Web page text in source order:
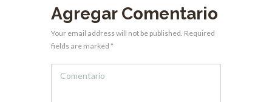
Agregar Comentario
Your email address will not be published. Required
fields are marked *